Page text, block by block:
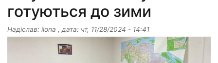
готуються до зими
Надіслав: ilona , дата: чт, 11/28/2024 - 14:41